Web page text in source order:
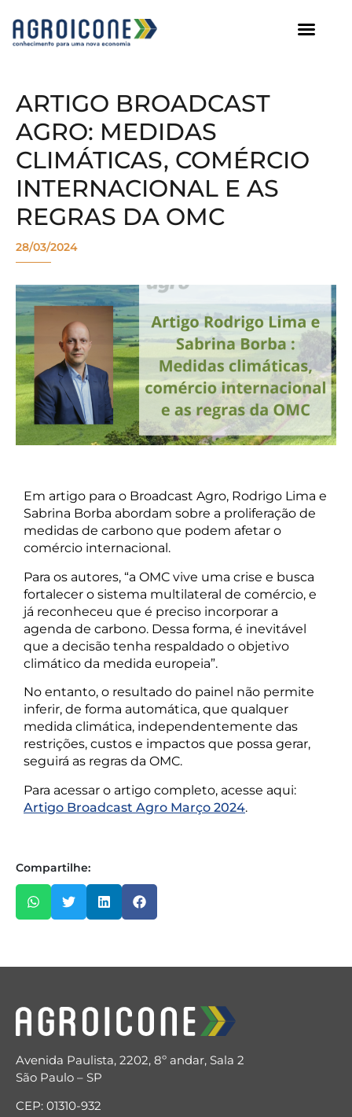
ARTIGO BROADCAST
AGRO: MEDIDAS
CLIMÁTICAS, COMÉRCIO
INTERNACIONAL E AS
REGRAS DA OMC
28/03/2024
Em artigo para o Broadcast Agro, Rodrigo Lima e
Sabrina Borba abordam sobre a proliferação de
medidas de carbono que podem afetar o
comércio internacional.
Para os autores, “a OMC vive uma crise e busca
fortalecer o sistema multilateral de comércio, e
já reconheceu que é preciso incorporar a
agenda de carbono. Dessa forma, é inevitável
que a decisão tenha respaldado o objetivo
climático da medida europeia”.
No entanto, o resultado do painel não permite
inferir, de forma automática, que qualquer
medida climática, independentemente das
restrições, custos e impactos que possa gerar,
seguirá as regras da OMC.
Para acessar o artigo completo, acesse aqui:
Artigo Broadcast Agro Março 2024.
Compartilhe:
Avenida Paulista, 2202, 8º andar, Sala 2
São Paulo – SP
CEP: 01310-932